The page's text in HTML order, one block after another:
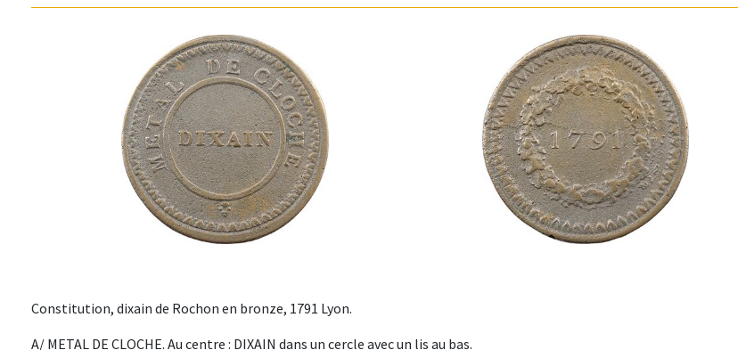
Constitution, dixain de Rochon en bronze, 1791 Lyon.
A/ METAL DE CLOCHE. Au centre : DIXAIN dans un cercle avec un lis au bas.